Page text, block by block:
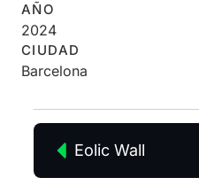
AÑO
2024
CIUDAD
Barcelona
Eolic Wall